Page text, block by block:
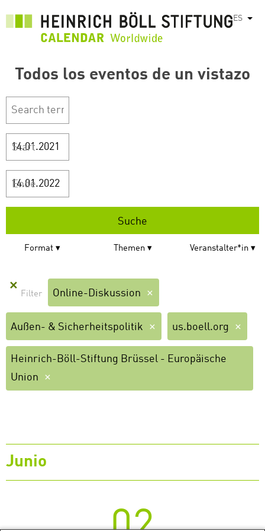
contenido
ES
Todos los eventos de un vistazo
Start
Ende
Format Themen Veranstalter*in
✕
Online-Diskussion
Außen- & Sicherheitspolitik us.boell.org
Heinrich-Böll-Stiftung Brüssel - Europäische
Union
Junio